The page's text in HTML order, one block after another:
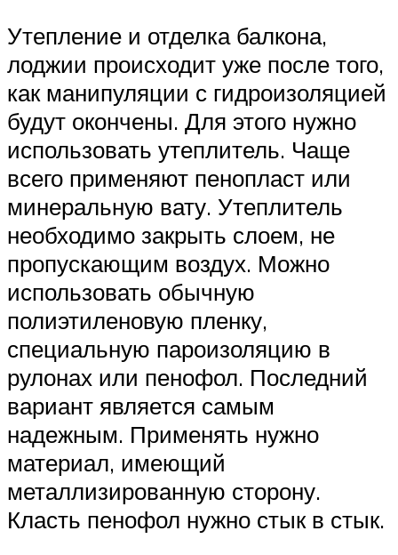
Утепление и отделка балкона,
лоджии происходит уже после того,
как манипуляции с гидроизоляцией
будут окончены. Для этого нужно
использовать утеплитель. Чаще
всего применяют пенопласт или
минеральную вату. Утеплитель
необходимо закрыть слоем, не
пропускающим воздух. Можно
использовать обычную
полиэтиленовую пленку,
специальную пароизоляцию в
рулонах или пенофол. Последний
вариант является самым
надежным. Применять нужно
материал, имеющий
металлизированную сторону.
Класть пенофол нужно стык в стык.